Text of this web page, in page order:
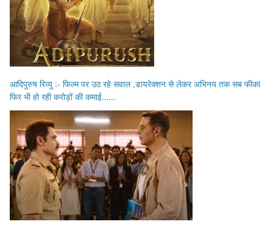
आदिपुरुष रिव्यु :- फिल्म पर उठ रहे सवाल ,डायरेक्शन से लेकर अभिनय तक सब फीका
फिर भी हो रही करोड़ों की कमाई……